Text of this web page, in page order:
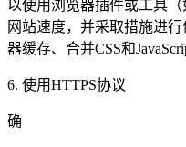
以使用浏览器插件或工具（
网站速度，并采取措施进
器缓存、合并CSS和
6. 使用HTTPS协议
确